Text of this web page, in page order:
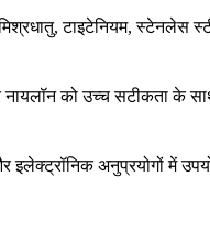
, टाइटेनियम, स्टेनलेस
नायलॉन को उच्च सटीकता के
इलेक्ट्रॉनिक अनुप्रयोगों में